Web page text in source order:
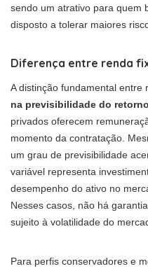
sendo um atrativo para quem
disposto a tolerar maiores
Diferença entre renda
A distinção fundamental entre
na previsibilidade do retorno
privados oferecem
momento da contratação.
um grau de previsibilidade
variável representa
desempenho do ativo no
Nesses casos, não há
sujeito à volatilidade do
Para perfis conservadores e